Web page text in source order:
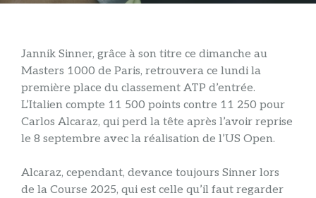
Jannik Sinner, grâce à son titre ce dimanche au
Masters 1000 de Paris, retrouvera ce lundi la
première place du classement ATP d’entrée.
L’Italien compte 11 500 points contre 11 250 pour
Carlos Alcaraz, qui perd la tête après l’avoir reprise
le 8 septembre avec la réalisation de l’US Open.
Alcaraz, cependant, devance toujours Sinner lors
de la Course 2025, qui est celle qu’il faut regarder